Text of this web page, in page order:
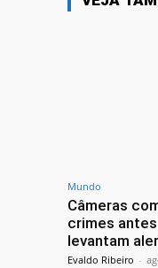
Mundo
Câmeras
crimes
levantam
Evaldo Ribeiro -